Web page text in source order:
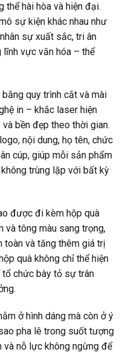
thể hài hòa và hiện đại.
sự kiện khác nhau như
sự xuất sắc, tri ân
lĩnh vực văn hóa – thể
quy trình cắt và mài
in – khắc laser hiện
bền đẹp theo thời gian.
nội dung, họ tên, chức
cúp, giúp mỗi sản phẩm
trùng lặp với bất kỳ
được đi kèm hộp quà
và tông màu sang trọng,
và tăng thêm giá trị
quà không chỉ thể hiện
tổ chức bày tỏ sự trân
ở hình dáng mà còn ở ý
pha lê trong suốt tượng
nỗ lực không ngừng để